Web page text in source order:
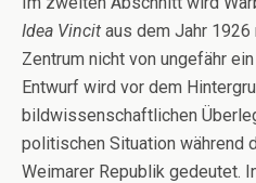
Idea Vincit aus dem Jahr
Zentrum nicht von ungefähr
Entwurf wird vor dem
bildwissenschaftlichen
politischen Situation während
Weimarer Republik gedeutet.